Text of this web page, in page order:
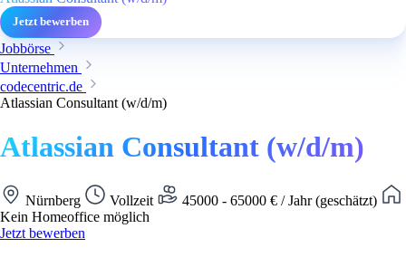
Jetzt bewerben
Jobbörse
Unternehmen
codecentric.de
Atlassian Consultant (w/d/m)
Atlassian Consultant (w/d/m)
Nürnberg Vollzeit
45000 - 65000 € / Jahr (geschätzt)
Kein Homeoffice möglich
Jetzt bewerben